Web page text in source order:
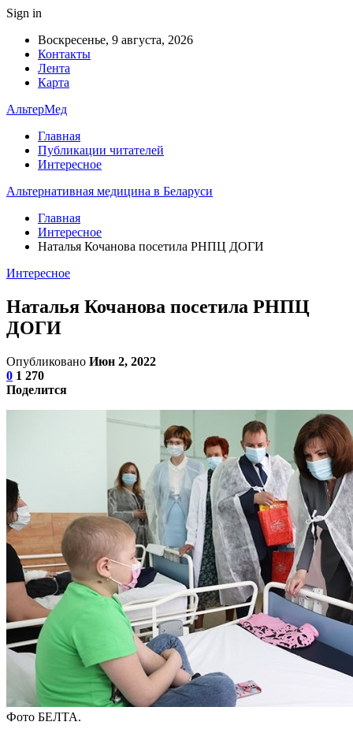
Sign in
Воскресенье, 9 августа, 2026
Контакты
Лента
Карта
АльтерМед
Главная
Публикации читателей
Интересное
Альтернативная медицина в Беларуси
Главная
Интересное
Наталья Кочанова посетила РНПЦ ДОГИ
Интересное
Наталья Кочанова посетила РНПЦ
ДОГИ
Опубликовано Июн 2, 2022
0 1 270
Поделится
Фото БЕЛТА.